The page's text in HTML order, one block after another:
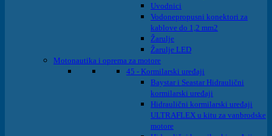
Uvodnici
Vodonepropusni konektori za
kablove do 1,2 mm2
Žarulje
Žarulje LED
Motonautika i oprema za motore
45 - Kormilarski uređaji
Baystar i Seastar Hidraulični
kormilarski uređaji
Hidraulični kormilarski uređaji
ULTRAFLEX u kitu za vanbrodske
motore